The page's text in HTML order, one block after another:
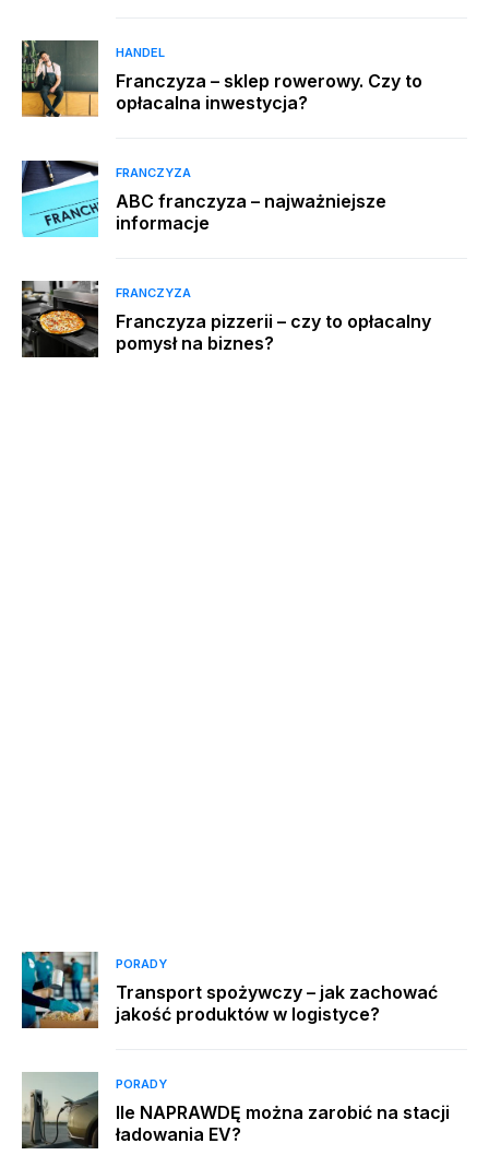
HANDEL
Franczyza – sklep rowerowy. Czy to
opłacalna inwestycja?
FRANCZYZA
ABC franczyza – najważniejsze
informacje
FRANCZYZA
Franczyza pizzerii – czy to opłacalny
pomysł na biznes?
PORADY
Transport spożywczy – jak zachować
jakość produktów w logistyce?
PORADY
Ile NAPRAWDĘ można zarobić na stacji
ładowania EV?